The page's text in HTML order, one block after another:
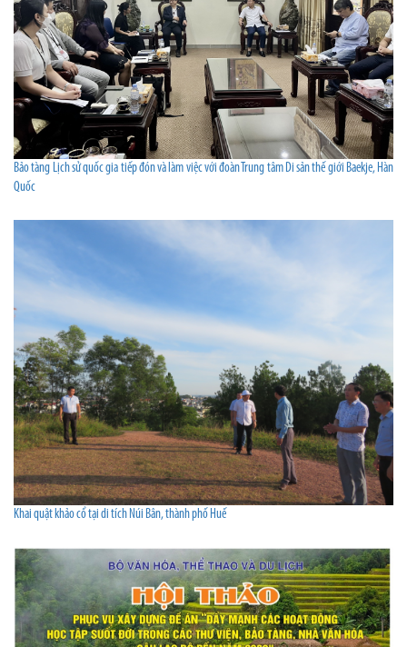
Bảo tàng Lịch sử quốc gia tiếp đón và làm việc với đoàn Trung tâm Di sản thế giới Baekje, Hàn
Quốc
Khai quật khảo cổ tại di tích Núi Bân, thành phố Huế